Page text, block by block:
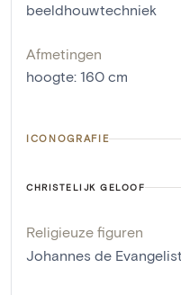
beeldhouwtechniek
Afmetingen
hoogte: 160 cm
ICONOGRAFIE
CHRISTELIJK GELOOF
Religieuze figuren
Johannes de